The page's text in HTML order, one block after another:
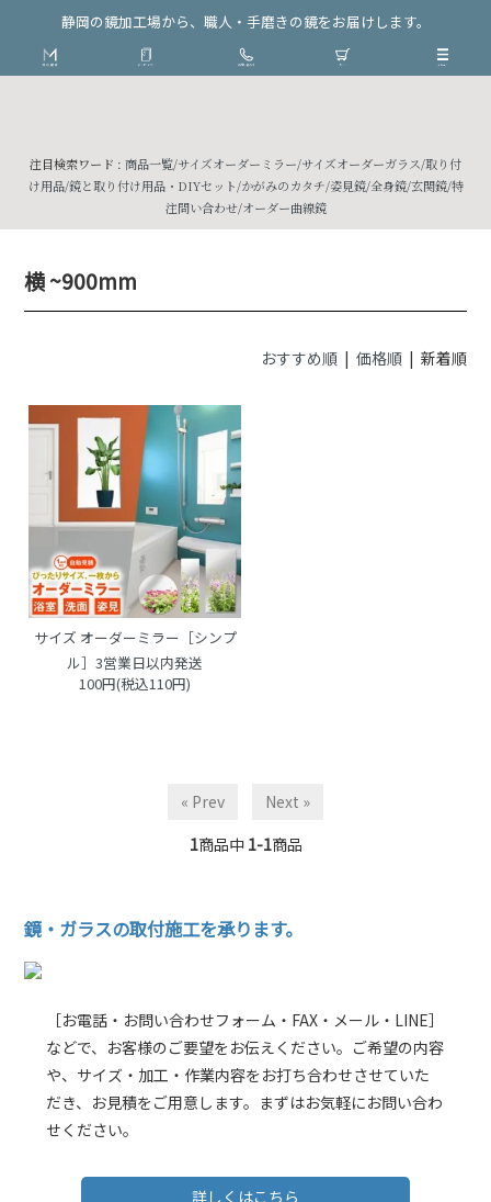
静岡の鏡加工場から、職人・手磨きの鏡をお届けします。
注目検索ワード : 商品一覧/サイズオーダーミラー/サイズオーダーガラス/取り付
け用品/鏡と取り付け用品・DIYセット/かがみのカタチ/姿見鏡/全身鏡/玄関鏡/特
注問い合わせ/オーダー曲線鏡
横 ~900mm
おすすめ順| 価格順| 新着順
サイズ オーダーミラー［シンプ
ル］3営業日以内発送
100円(税込110円)
« Prev
Next »
1商品中 1-1商品
鏡・ガラスの取付施工を承ります。
［お電話・お問い合わせフォーム・FAX・メール・LINE］
などで、お客様のご要望をお伝えください。ご希望の内容
や、サイズ・加工・作業内容をお打ち合わせさせていた
だき、お見積をご用意します。まずはお気軽にお問い合わ
せください。
詳しくはこちら